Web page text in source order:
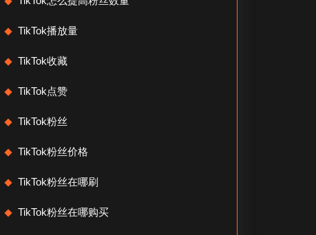
TikTok播放量
TikTok收藏
TikTok点赞
TikTok粉丝
TikTok粉丝价格
TikTok粉丝在哪刷
TikTok粉丝在哪购买